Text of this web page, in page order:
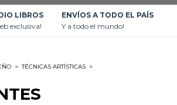
LIBROS
exclusiva!
ENVÍOS A TODO EL PAÍS
Y a todo el mundo!
> TÉCNICAS ARTÍSTICAS >